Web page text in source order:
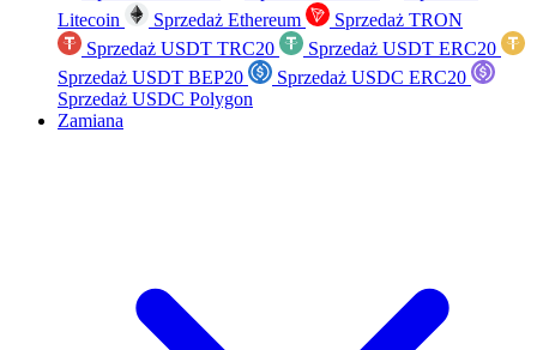
Litecoin
Sprzedaż Ethereum
Sprzedaż TRON
Sprzedaż USDT TRC20
Sprzedaż USDT ERC20
Sprzedaż USDT BEP20
Sprzedaż USDC ERC20
Sprzedaż USDC Polygon
Zamiana